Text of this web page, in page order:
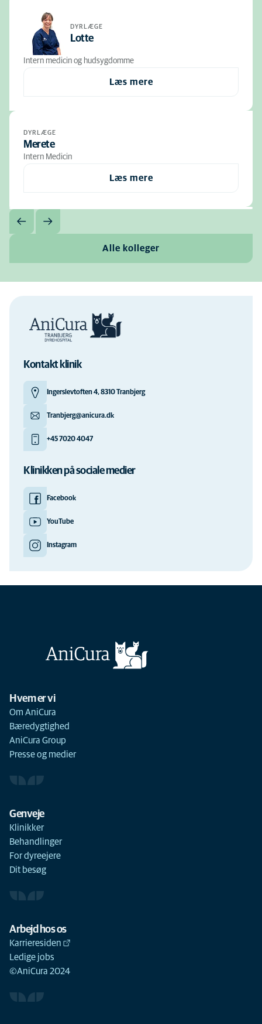
DYRLÆGE
Lotte
Intern medicin og hudsygdomme
Læs mere
DYRLÆGE
Merete
Intern Medicin
Læs mere
Alle kolleger
Kontakt klinik
Ingerslevtoften 4, 8310 Tranbjerg
Tranbjerg@anicura.dk
+45 7020 4047
Klinikken på sociale medier
Facebook
YouTube
Instagram
Hvem er vi
Om AniCura
Bæredygtighed
AniCura Group
Presse og medier
Genveje
Klinikker
Behandlinger
For dyreejere
Dit besøg
Arbejd hos os
Karrieresiden
Ledige jobs
©AniCura 2024